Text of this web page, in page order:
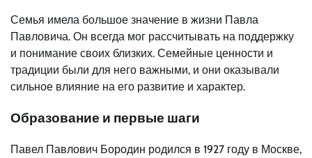
Семья имела большое значение в жизни Павла
Павловича. Он всегда мог рассчитывать на поддержку
и понимание своих близких. Семейные ценности и
традиции были для него важными, и они оказывали
сильное влияние на его развитие и характер.
Образование и первые шаги
Павел Павлович Бородин родился в 1927 году в Москве,